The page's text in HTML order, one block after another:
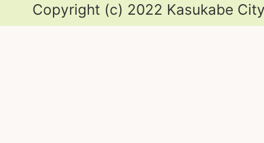
Copyright (c) 2022 Kasukabe